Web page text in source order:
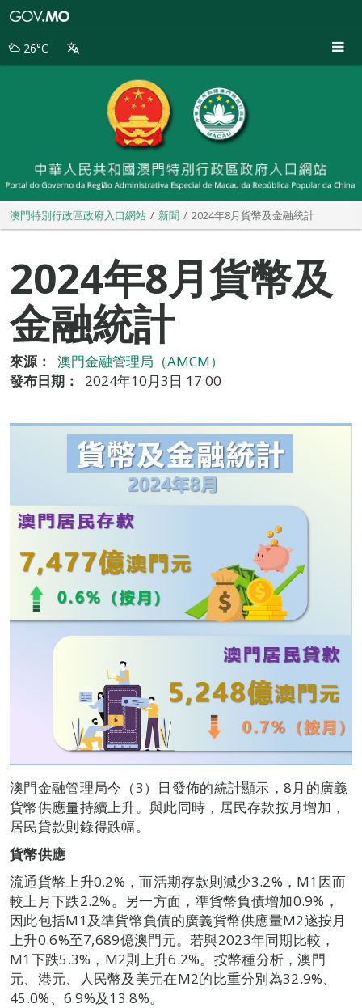
別
26°C
澳門特別行政區政府入口網站 新聞 2024年8月貨幣及金融統計
2024年8月貨幣及
金融統計
來源：
澳門金融管理局（AMCM）
發布日期：
2024年10月3日 17:00
澳門金融管理局今（3）日發佈的統計顯示，8月的廣義
貨幣供應量持續上升。與此同時，居民存款按月增加，
居民貸款則錄得跌幅。
貨幣供應
流通貨幣上升0.2%，而活期存款則減少3.2%，M1因而
較上月下跌2.2%。另一方面，準貨幣負債增加0.9%，
因此包括M1及準貨幣負債的廣義貨幣供應量M2遂按月
上升0.6%至7,689億澳門元。若與2023年同期比較，
M1下跌5.3%，M2則上升6.2%。按幣種分析，澳門
元、港元、人民幣及美元在M2的比重分別為32.9%、
45.0%、6.9%及13.8%。